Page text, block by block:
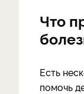
Что
Есть
помочь